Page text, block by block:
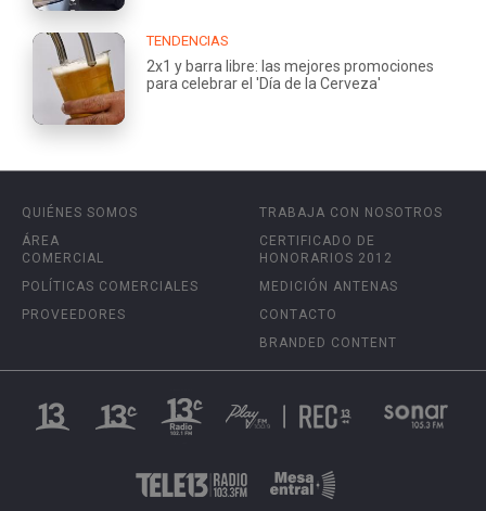
TENDENCIAS
2x1 y barra libre: las mejores promociones
para celebrar el 'Día de la Cerveza'
QUIÉNES SOMOS
ÁREA
COMERCIAL
POLÍTICAS COMERCIALES
PROVEEDORES
TRABAJA CON NOSOTROS
CERTIFICADO DE
HONORARIOS 2012
MEDICIÓN ANTENAS
CONTACTO
BRANDED CONTENT